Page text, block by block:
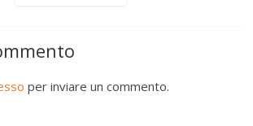
per inviare un commento.